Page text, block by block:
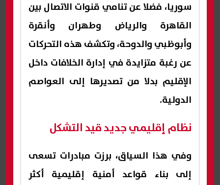
سوريا، فضلا عن تنامي قنوات الاتصال بين
القاهرة والرياض وطهران وأنقرة
وأبوظبي والدوحة، وتكشف هذه التحركات
عن رغبة متزايدة في إدارة الخلافات داخل
الإقليم بدلا من تصديرها إلى العواصم
الدولية.
نظام إقليمي جديد قيد التشكل
وفي هذا السياق، برزت مبادرات تسعى
إلى بناء قواعد أمنية إقليمية أكثر